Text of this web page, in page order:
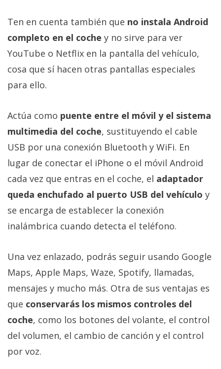
ordenadores,
informática,
videojuegos,
trucos y
tutoriales.
(CC) 2006-
2026. Algunos
derechos
reservados
Ten en cuenta también que no instala Android
completo en el coche y no sirve para ver
YouTube o Netflix en la pantalla del vehículo,
cosa que sí hacen otras pantallas especiales
para ello.
Actúa como puente entre el móvil y el sistema
multimedia del coche, sustituyendo el cable
USB por una conexión Bluetooth y WiFi. En
lugar de conectar el iPhone o el móvil Android
cada vez que entras en el coche, el adaptador
queda enchufado al puerto USB del vehículo y
se encarga de establecer la conexión
inalámbrica cuando detecta el teléfono.
Una vez enlazado, podrás seguir usando Google
Maps, Apple Maps, Waze, Spotify, llamadas,
mensajes y mucho más. Otra de sus ventajas es
que conservarás los mismos controles del
coche, como los botones del volante, el control
del volumen, el cambio de canción y el control
por voz.